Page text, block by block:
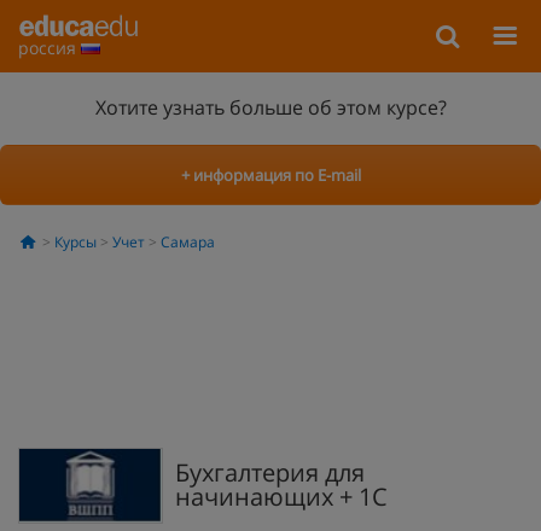
россия
Хотите узнать больше об этом курсе?
+ информация по E-mail
Курсы Учет Самара
Бухгалтерия для
начинающих + 1C